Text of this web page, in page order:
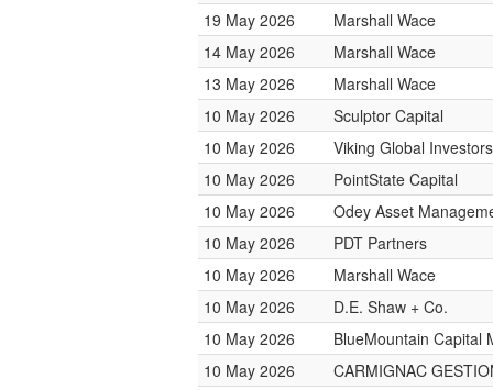
19 May 2026
Marshall Wace
14 May 2026
Marshall Wace
13 May 2026
Marshall Wace
10 May 2026
Sculptor Capital
10 May 2026
Viking Global Investors
10 May 2026
PointState Capital
10 May 2026
Odey Asset
10 May 2026
PDT Partners
10 May 2026
Marshall Wace
10 May 2026
D.E. Shaw + Co.
10 May 2026
BlueMountain Capital
10 May 2026
CARMIGNAC